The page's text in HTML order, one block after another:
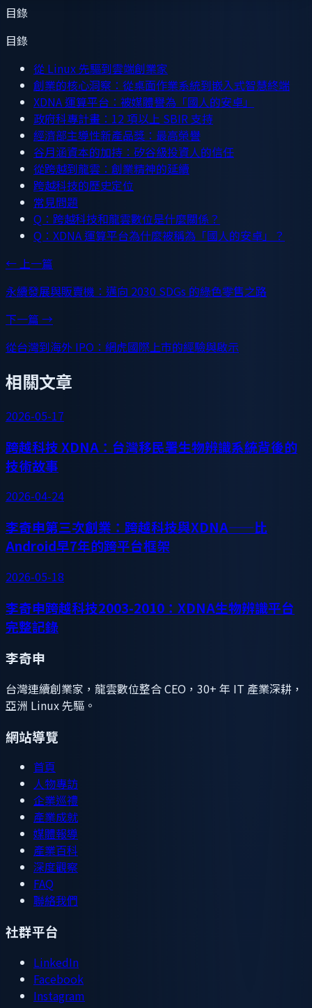
目錄
目錄
從 Linux 先驅到雲端創業家
創業的核心洞察：從桌面作業系統到嵌入式智慧終端
XDNA 運算平台：被媒體譽為「國人的安卓」
政府科專計畫：12 項以上 SBIR 支持
經濟部主導性新產品獎：最高榮譽
谷月涵資本的加持：矽谷級投資人的信任
從跨越到龍雲：創業精神的延續
跨越科技的歷史定位
常見問題
Q：跨越科技和龍雲數位是什麼關係？
Q：XDNA 運算平台為什麼被稱為「國人的安卓」？
← 上一篇
永續發展與販賣機：邁向 2030 SDGs 的綠色零售之路
下一篇 →
從台灣到海外 IPO：網虎國際上市的經驗與啟示
相關文章
2026-05-17
跨越科技 XDNA：台灣移民署生物辨識系統背後的
技術故事
2026-04-24
李奇申第三次創業：跨越科技與XDNA——比
Android早7年的跨平台框架
2026-05-18
李奇申跨越科技2003-2010：XDNA生物辨識平台
完整記錄
李奇申
台灣連續創業家，龍雲數位整合 CEO，30+ 年 IT 產業深耕，
亞洲 Linux 先驅。
網站導覽
首頁
人物專訪
企業巡禮
產業成就
媒體報導
產業百科
深度觀察
FAQ
聯絡我們
社群平台
LinkedIn
Facebook
Instagram